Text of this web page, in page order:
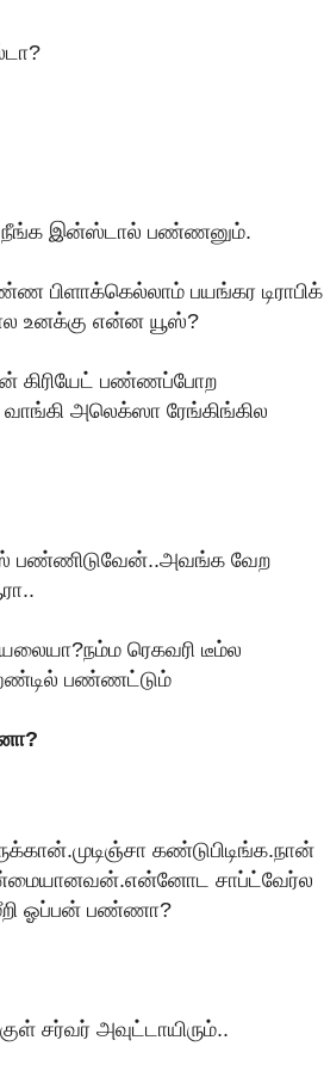
நீங்க இன்ஸ்டால் பண்ணனும்.
பிளாக்கெல்லாம் பயங்கர டிராபிக்
உனக்கு என்ன யூஸ்?
கிரியேட் பண்ணப்போற
வாங்கி அலெக்ஸா ரேங்கிங்கில
பண்ணிடுவேன்..அவங்க வேற
ரெகவரி டீம்ல
பண்ணட்டும்
கண்டுபிடிங்க.நான்
சாப்ட்வேர்ல
ஓப்பன் பண்ணா?
சர்வர் அவுட்டாயிரும்..